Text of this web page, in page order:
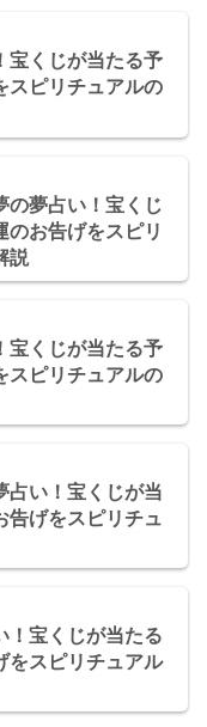
宝くじが当たる予
スピリチュアルの
の夢占い！宝くじ
のお告げをスピリ
説
宝くじが当たる予
スピリチュアルの
占い！宝くじが当
告げをスピリチュ
！宝くじが当たる
をスピリチュアル